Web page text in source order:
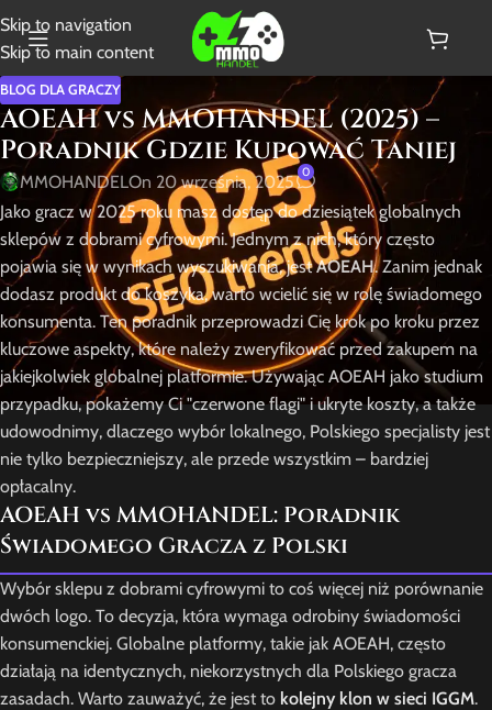
Skip to navigation
Skip to main content
BLOG DLA GRACZY
AOEAH vs MMOHANDEL (2025) –
Poradnik Gdzie Kupować Taniej
MMOHANDELOn 20 września, 2025 0
Jako gracz w 2025 roku masz dostęp do dziesiątek globalnych
sklepów z dobrami cyfrowymi. Jednym z nich, który często
pojawia się w wynikach wyszukiwania, jestAOEAH. Zanim jednak
dodasz produkt do koszyka, warto wcielić się w rolę świadomego
konsumenta. Ten poradnik przeprowadzi Cię krok po kroku przez
kluczowe aspekty, które należy zweryfikować przed zakupem na
jakiejkolwiek globalnej platformie. Używając AOEAH jako studium
przypadku, pokażemy Ci "czerwone flagi" i ukryte koszty, a także
udowodnimy, dlaczego wybór lokalnego, Polskiego specjalisty jest
nie tylko bezpieczniejszy, ale przede wszystkim – bardziej
opłacalny.
AOEAH vs MMOHANDEL: Poradnik
Świadomego Gracza z Polski
Wybór sklepu z dobrami cyfrowymi to coś więcej niż porównanie
dwóch logo. To decyzja, która wymaga odrobiny świadomości
konsumenckiej. Globalne platformy, takie jak AOEAH, często
działają na identycznych, niekorzystnych dla Polskiego gracza
zasadach. Warto zauważyć, że jest to kolejny klon w sieci IGGM.